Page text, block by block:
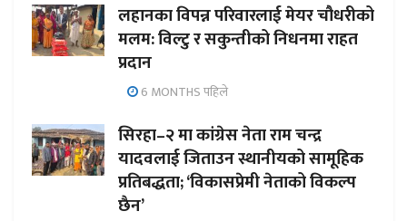
लहानका विपन्न परिवारलाई मेयर चौधरीको
मलम: विल्टु र सकुन्तीको निधनमा राहत
प्रदान
6 MONTHS पहिले
सिरहा–२ मा कांग्रेस नेता राम चन्द्र
यादवलाई जिताउन स्थानीयको सामूहिक
प्रतिबद्धता; ‘विकासप्रेमी नेताको विकल्प
छैन’